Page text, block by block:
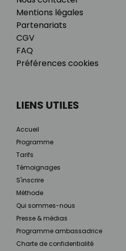
Mentions légales
Partenariats
CGV
FAQ
Préférences cookies
LIENS UTILES
Accueil
Programme
Tarifs
Témoignages
S'inscrire
Méthode
Qui sommes-nous
Presse & médias
Programme ambassadrice
Charte de confidentialité